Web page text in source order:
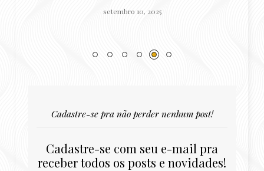
setembro 10, 2025
Cadastre-se pra não perder nenhum post!
Cadastre-se com seu e-mail pra
receber todos os posts e novidades!